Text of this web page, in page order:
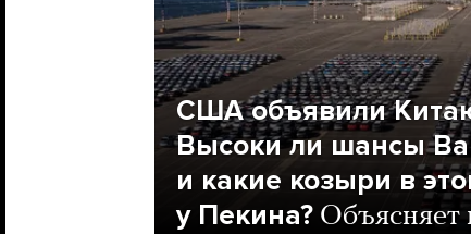
США объявили
Высоки ли шансы
и какие козыри в
у Пекина? Объясняет